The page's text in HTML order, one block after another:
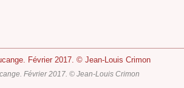
Février 2017. © Jean-Louis Crimon